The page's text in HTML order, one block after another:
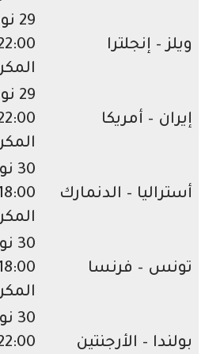
– إنجلترا
المكرمة
– أمريكا
المكرمة
– الدنمارك
المكرمة
– فرنسا
المكرمة
– الأرجنتين